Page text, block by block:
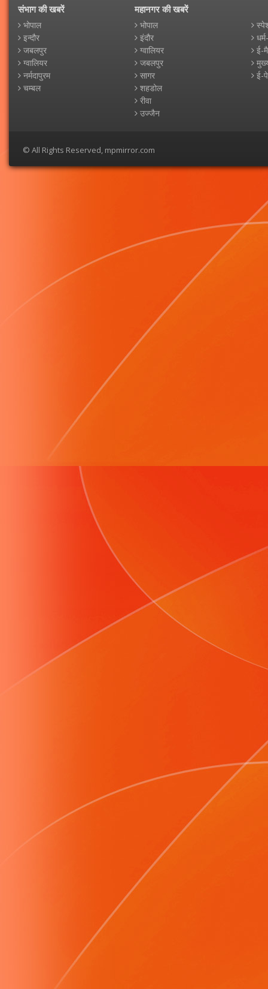
संभाग की खबरें
भोपाल
इन्दौर
जबलपुर
ग्वालियर
नर्मदापुरम
चम्बल
महानगर की खबरें
भोपाल
इंदौर
ग्वालियर
जबलपुर
सागर
शहडोल
रीवा
उज्जैन
ई-
ई-
© All Rights Reserved, mpmirror.com